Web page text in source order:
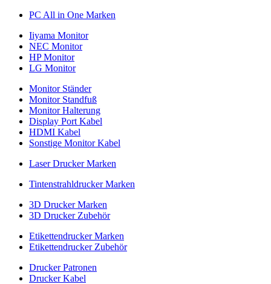
PC All in One Marken
Iiyama Monitor
NEC Monitor
HP Monitor
LG Monitor
Monitor Ständer
Monitor Standfuß
Monitor Halterung
Display Port Kabel
HDMI Kabel
Sonstige Monitor Kabel
Laser Drucker Marken
Tintenstrahldrucker Marken
3D Drucker Marken
3D Drucker Zubehör
Etikettendrucker Marken
Etikettendrucker Zubehör
Drucker Patronen
Drucker Kabel